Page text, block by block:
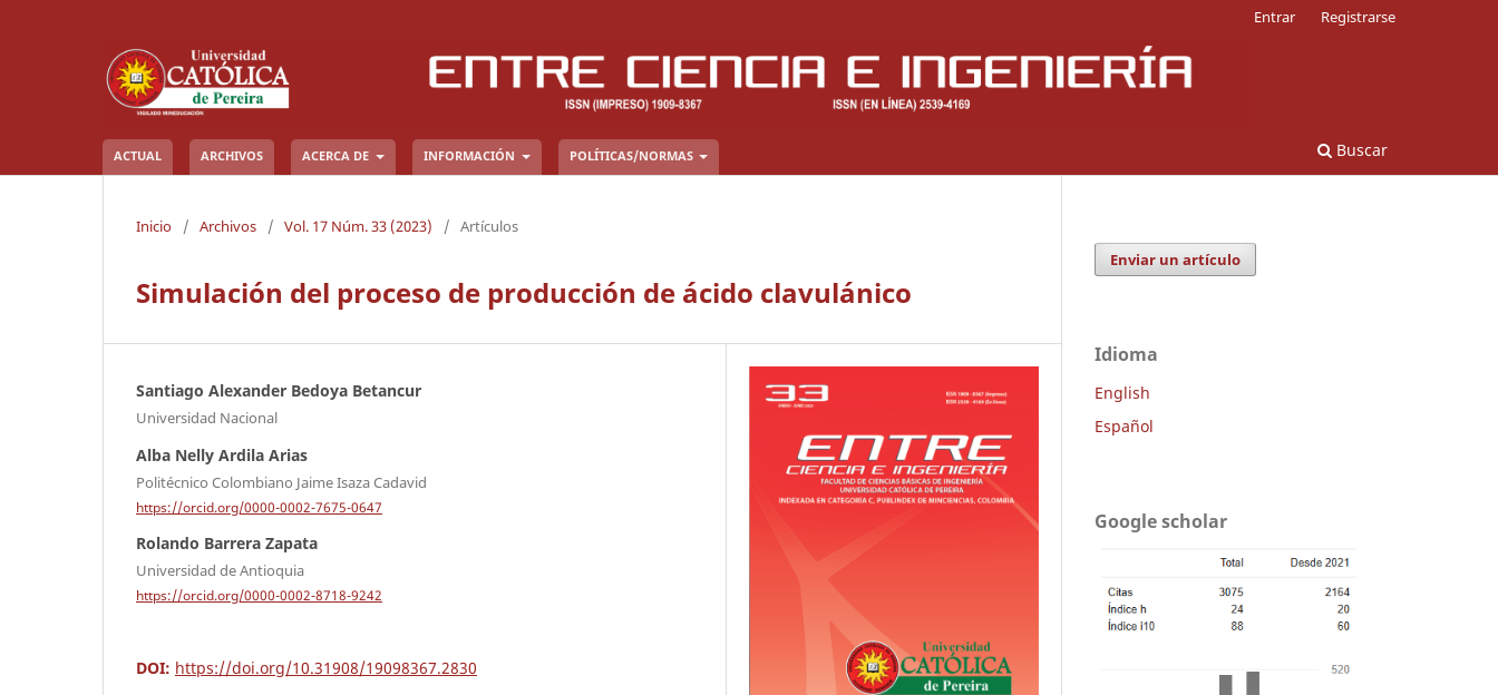
ACTUAL ARCHIVOS ACERCA DE INFORMACIÓN POLÍTICAS/NORMAS Buscar
Entrar Registrarse
Inicio / Archivos / Vol. 17 Núm. 33 (2023) / Artículos
Simulación del proceso de producción de ácido clavulánico
Santiago Alexander Bedoya Betancur
Universidad Nacional
Alba Nelly Ardila Arias
Politécnico Colombiano Jaime Isaza Cadavid
https://orcid.org/0000-0002-7675-0647
Rolando Barrera Zapata
Universidad de Antioquia
https://orcid.org/0000-0002-8718-9242
DOI: https://doi.org/10.31908/19098367.2830
Enviar un artículo
Idioma
English
Español
Google scholar